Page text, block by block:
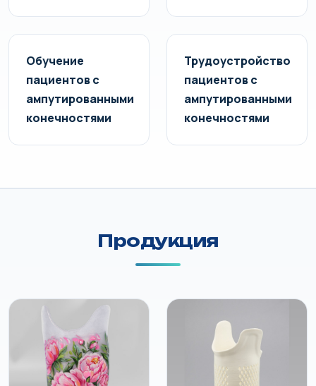
Обучение
пациентов с
ампутированными
конечностями
Трудоустройство
пациентов с
ампутированными
конечностями
Продукция